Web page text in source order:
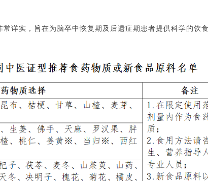
详实，旨在为脑卒中恢复期及后遗症期患者提供科学的饮食